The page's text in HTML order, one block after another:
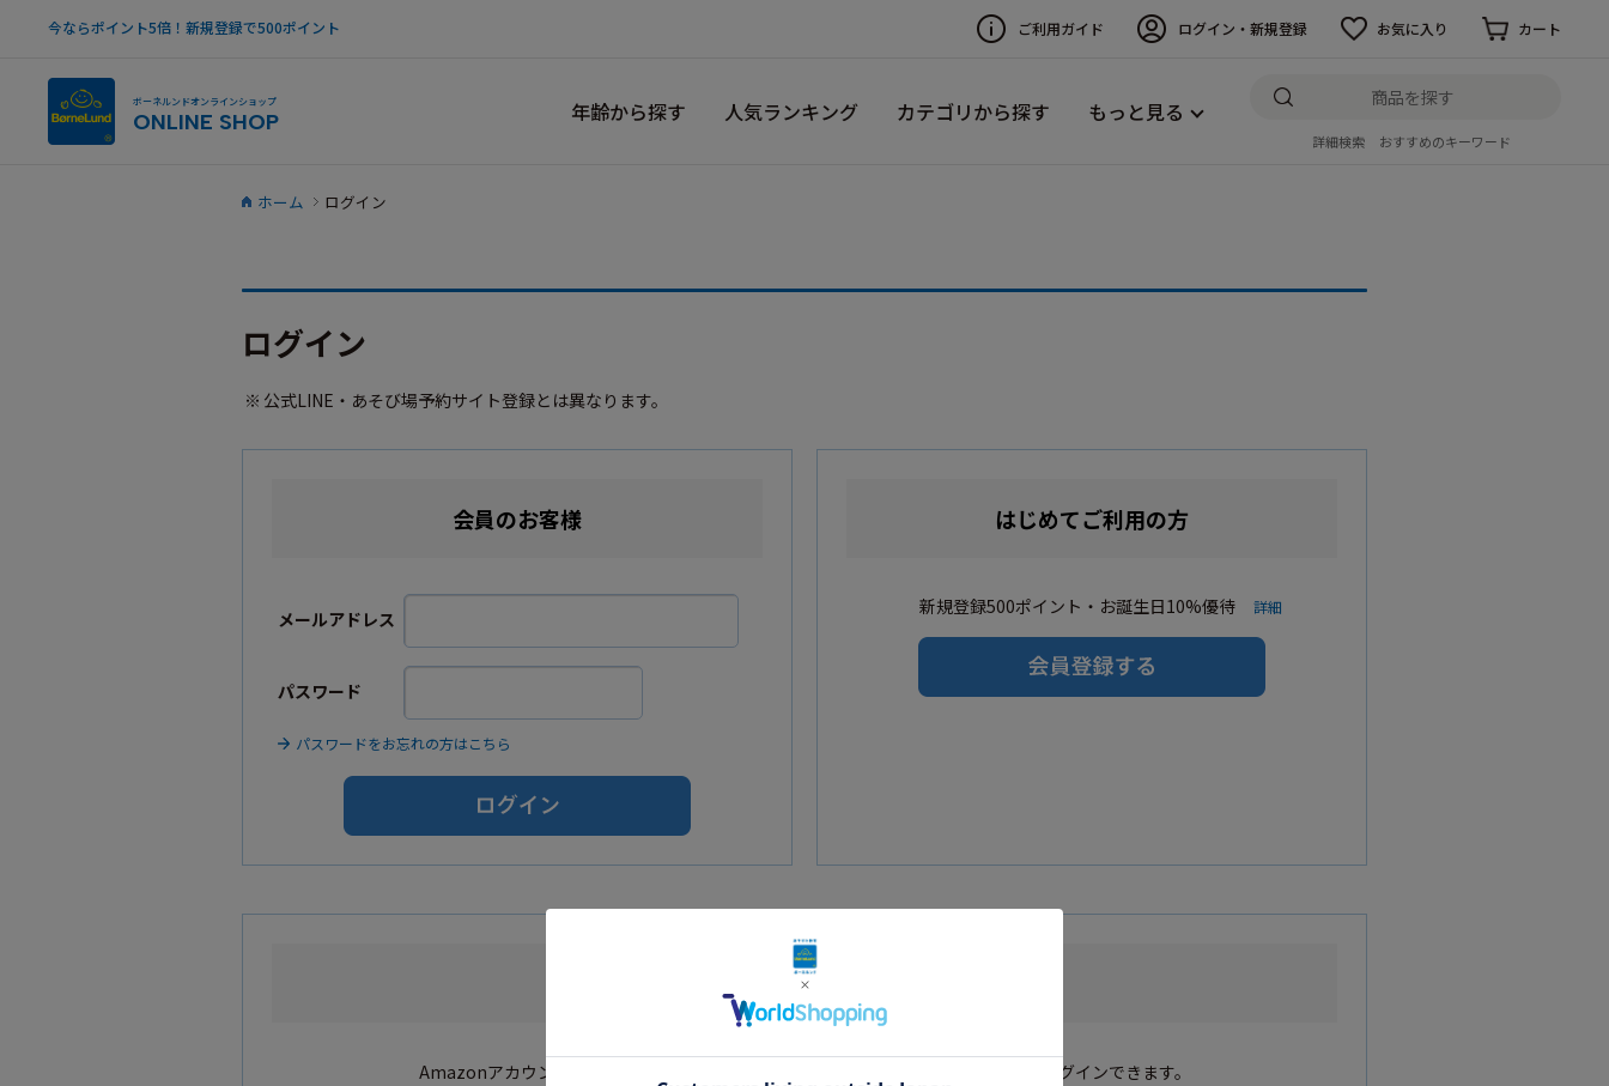
今ならポイント5倍！新規登録で500ポイント ご利用ガイド ログイン・新規登録 お気に入り カート
ボーネルンドオンラインショップ
ONLINE SHOP 年齢から探す 人気ランキング カテゴリから探す もっと見る
詳細検索 おすすめのキーワード
ホーム ログイン
ログイン
公式LINE・あそび場予約サイト登録とは異なります。
会員のお客様
メールアドレス
パスワード
パスワードをお忘れの方はこちら
はじめてご利用の方
新規登録500ポイント・お誕生日10%優待 詳細
Amazonアカウントをご利用の方
Amazonアカウントを利用し会員登録されたお客様はAmazonのID・パスワードでログインできます。